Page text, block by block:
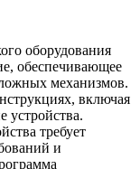
оборудования
обеспечивающее
механизмов.
включая
устройства.
требует
и